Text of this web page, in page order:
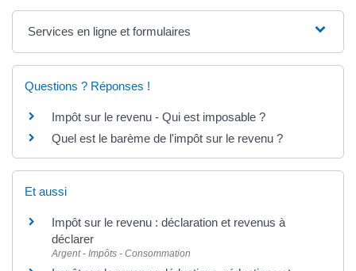
Services en ligne et formulaires
Questions ? Réponses !
Impôt sur le revenu - Qui est imposable ?
Quel est le barème de l'impôt sur le revenu ?
Et aussi
Impôt sur le revenu : déclaration et revenus à
déclarer
Argent - Impôts - Consommation